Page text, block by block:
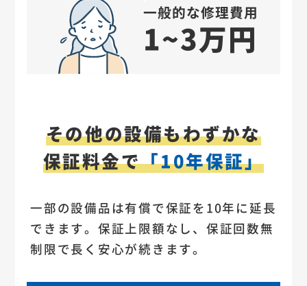
一般的な修理費用
1~3万円
その他の設備もわずかな
保証料金で「10年保証」
一部の設備品は有償で保証を10年に延長
できます。保証上限額なし、保証回数無
制限で長く安心が続きます。